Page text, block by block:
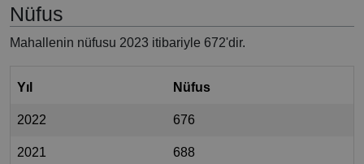
Nüfus
Mahallenin nüfusu 2023 itibariyle 672'dir.
Yıl Nüfus
2022 676
2021 688